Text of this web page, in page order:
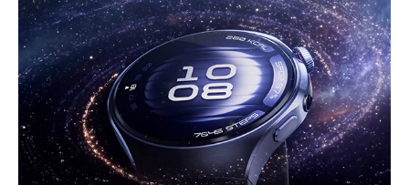
好きが集まる 比べて選べる
ビジネスと働き方のヒント
AI活用のいまが分かる
企業ITのトレンドを詳説
経営リーダーのコミュニティ